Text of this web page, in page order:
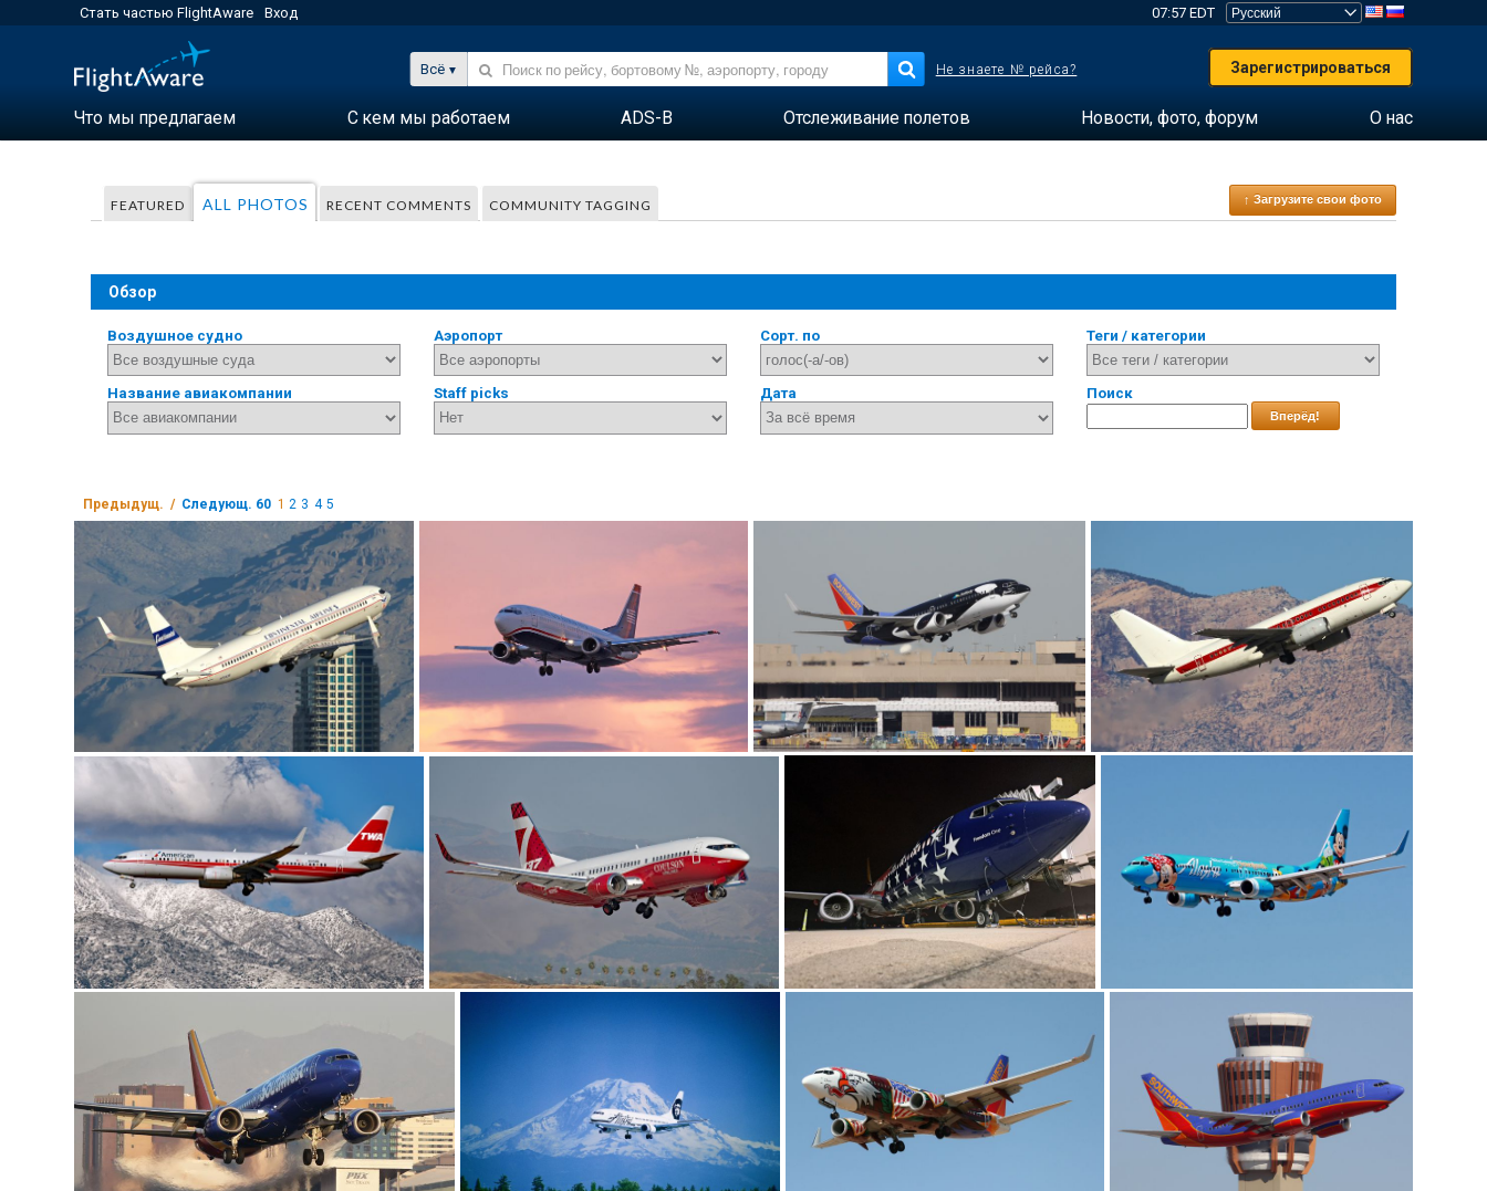
Стать частью FlightAware Вход 07:57 EDT
Всё Не знаете № рейса? Зарегистрироваться
Что мы предлагаем С кем мы работаем ADS-B Отслеживание полетов Новости, фото, форум О нас
FEATURED ALL PHOTOS RECENT COMMENTS COMMUNITY TAGGING ↑ Загрузите свои фото
Обзор
Воздушное судно Аэропорт Сорт. по Теги / категории
Название авиакомпании Staff picks Дата Поиск
Вперёд!
Предыдущ. / Следующ. 60 1 2 3 4 5